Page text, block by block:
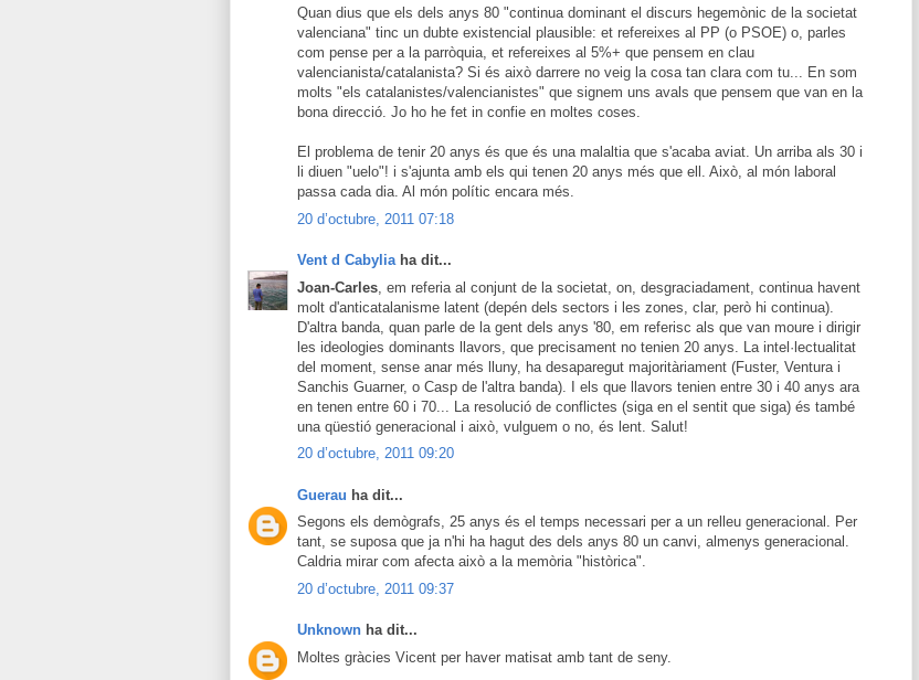
Quan dius que els dels anys 80 "continua dominant el discurs hegemònic de la societat
valenciana" tinc un dubte existencial plausible: et refereixes al PP (o PSOE) o, parles
com pense per a la parròquia, et refereixes al 5%+ que pensem en clau
valencianista/catalanista? Si és això darrere no veig la cosa tan clara com tu... En som
molts "els catalanistes/valencianistes" que signem uns avals que pensem que van en la
bona direcció. Jo ho he fet in confie en moltes coses.
El problema de tenir 20 anys és que és una malaltia que s'acaba aviat. Un arriba als 30 i
li diuen "uelo"! i s'ajunta amb els qui tenen 20 anys més que ell. Això, al món laboral
passa cada dia. Al món polític encara més.
20 d’octubre, 2011 07:18
Vent d Cabyliaha dit...
Joan-Carles , em referia al conjunt de la societat, on, desgraciadament, continua havent
molt d'anticatalanisme latent (depén dels sectors i les zones, clar, però hi continua).
D'altra banda, quan parle de la gent dels anys '80, em referisc als que van moure i dirigir
les ideologies dominants llavors, que precisament no tenien 20 anys. La intel·lectualitat
del moment, sense anar més lluny, ha desaparegut majoritàriament (Fuster, Ventura i
Sanchis Guarner, o Casp de l'altra banda). I els que llavors tenien entre 30 i 40 anys ara
en tenen entre 60 i 70... La resolució de conflictes (siga en el sentit que siga) és també
una qüestió generacional i això, vulguem o no, és lent. Salut!
20 d’octubre, 2011 09:20
Guerau ha dit...
Segons els demògrafs, 25 anys és el temps necessari per a un relleu generacional. Per
tant, se suposa que ja n'hi ha hagut des dels anys 80 un canvi, almenys generacional.
Caldria mirar com afecta això a la memòria "històrica".
20 d’octubre, 2011 09:37
Unknown ha dit...
Moltes gràcies Vicent per haver matisat amb tant de seny.